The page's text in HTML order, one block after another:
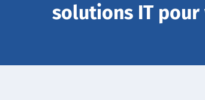
solutions IT